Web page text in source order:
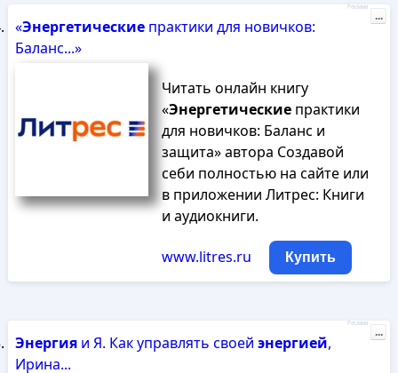
«Энергетическиепрактики для новичков:
Баланс...»
Читать онлайн книгу
«Энергетическиепрактики
для новичков: Баланс и
защита» автора Создавой
себи полностью на сайте или
в приложении Литрес: Книги
и аудиокниги.
www.litres.ru Купить
Реклама
...
Энергияи Я. Как управлять своей энергией,
Ирина...
Реклама
...